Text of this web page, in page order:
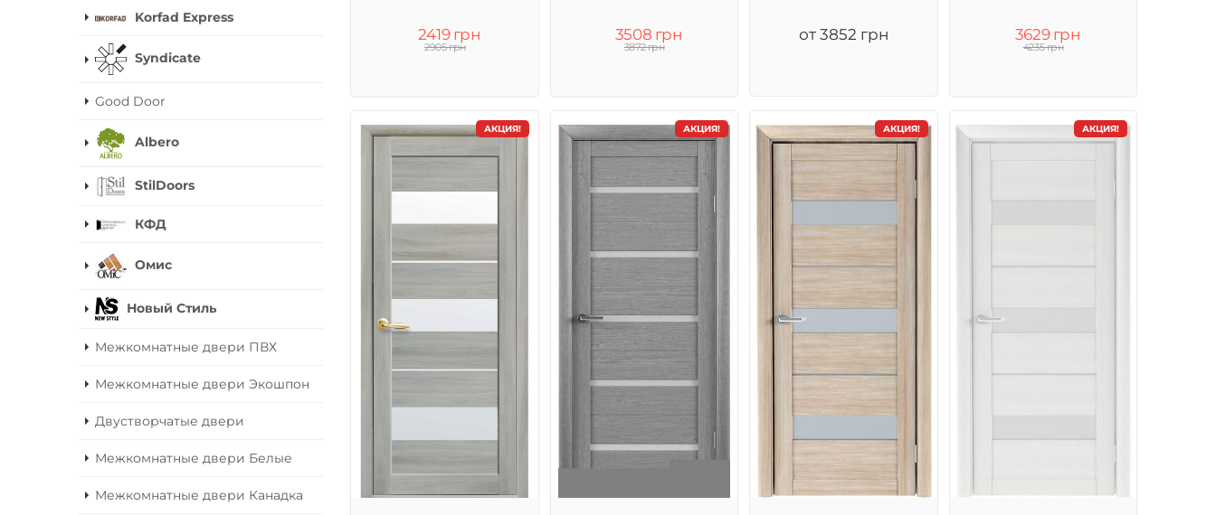
Korfad Express
Syndicate
Good Door
Albero
StilDoors
КФД
Омис
Новый Стиль
Межкомнатные двери ПВХ
Межкомнатные двери Экошпон
Двустворчатые двери
Межкомнатные двери Белые
Межкомнатные двери Канадка
2419 грн
2905 грн
3508 грн
3872 грн
от 3852 грн 3629 грн
4235 грн
АКЦИЯ! АКЦИЯ! АКЦИЯ! АКЦИЯ!